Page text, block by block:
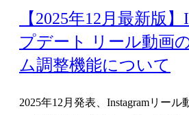
【2025年12月最新版
プデート リール動画
ム調整機能について
2025年12月発表、Instagramリー